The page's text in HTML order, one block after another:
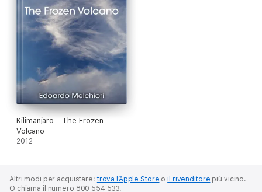
Kilimanjaro - The Frozen
Volcano
2012
Altri modi per acquistare:trova l’Apple Store oil rivenditore più vicino.
O chiama il numero 800 554 533.